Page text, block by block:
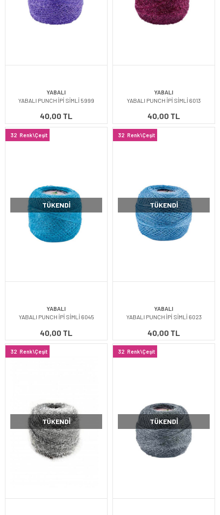
YABALI
YABALI PUNCH İPİ SİMLİ 5999
40,00 TL
YABALI
YABALI PUNCH İPİ SİMLİ 6013
40,00 TL
32 Renk\Çeşit
TÜKENDI
YABALI
YABALI PUNCH İPİ SİMLİ 6045
40,00 TL
32 Renk\Çeşit
TÜKENDI
YABALI
YABALI PUNCH İPİ SİMLİ 6023
40,00 TL
32 Renk\Çeşit
TÜKENDI
32 Renk\Çeşit
TÜKENDI